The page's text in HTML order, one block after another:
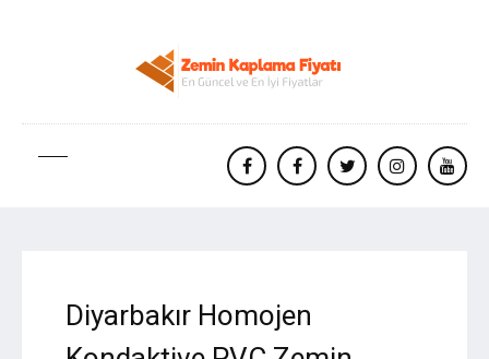
facebookFacebooktwitterinstagram
Diyarbakır Homojen